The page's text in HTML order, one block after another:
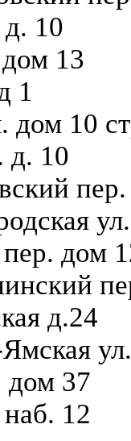
10
13
1
дом 10
д. 10
дом
д.24
37
12